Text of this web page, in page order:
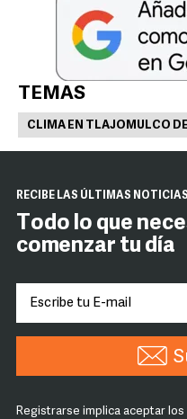
TEMAS
CLIMA EN TLAJOMULCO
RECIBE LAS ÚLTIMAS
Todo lo que
comenzar tu día
Registrarse implica aceptar los